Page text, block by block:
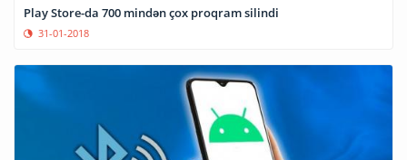
Play Store-da 700 mindən çox proqram silindi
31-01-2018